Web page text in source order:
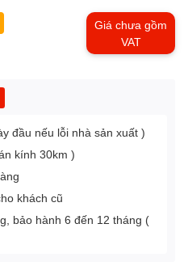
Giá chưa gồm
VAT
đầu nếu lỗi nhà sản xuất )
kính 30km )
khách cũ
bảo hành 6 đến 12 tháng (